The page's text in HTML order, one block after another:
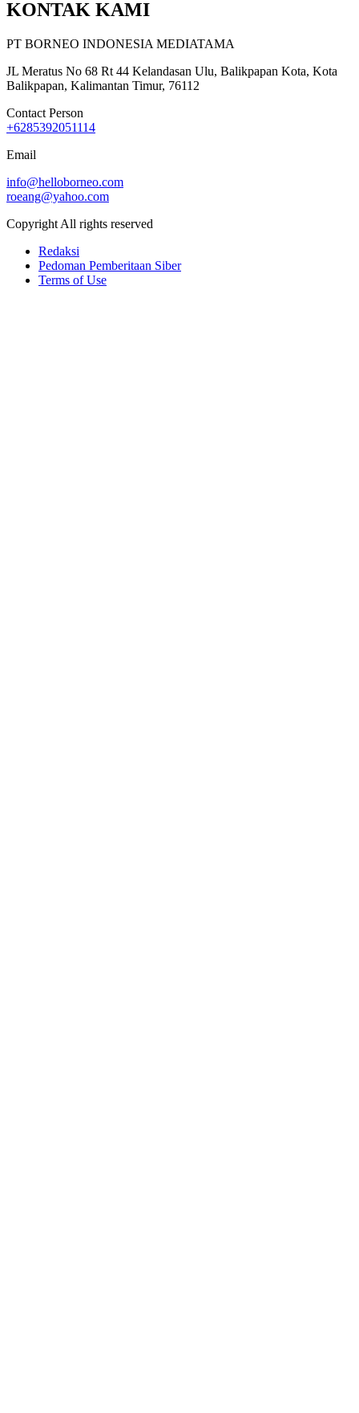
KONTAK KAMI
PT BORNEO INDONESIA MEDIATAMA
JL Meratus No 68 Rt 44 Kelandasan Ulu, Balikpapan Kota, Kota
Balikpapan, Kalimantan Timur, 76112
Contact Person
+6285392051114
Email
info@helloborneo.com
roeang@yahoo.com
Copyright All rights reserved
Redaksi
Pedoman Pemberitaan Siber
Terms of Use